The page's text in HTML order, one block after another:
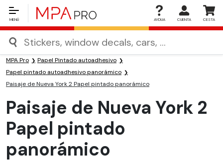
MENÚ AYDUA CUENTA CESTA
MPA Pro
Papel Pintado autoadhesivo
Papel pintado autoadhesivo panorámico
Paisaje de Nueva York 2 Papel pintado panorámico
Paisaje de Nueva York 2
Papel pintado
panorámico